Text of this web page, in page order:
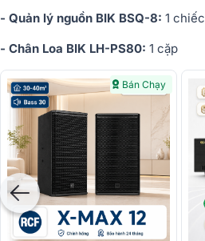
- Quản lý nguồn BIK BSQ-8: 1 chiếc
- Chân Loa BIK LH-PS80: 1 cặp
Bán Chạy